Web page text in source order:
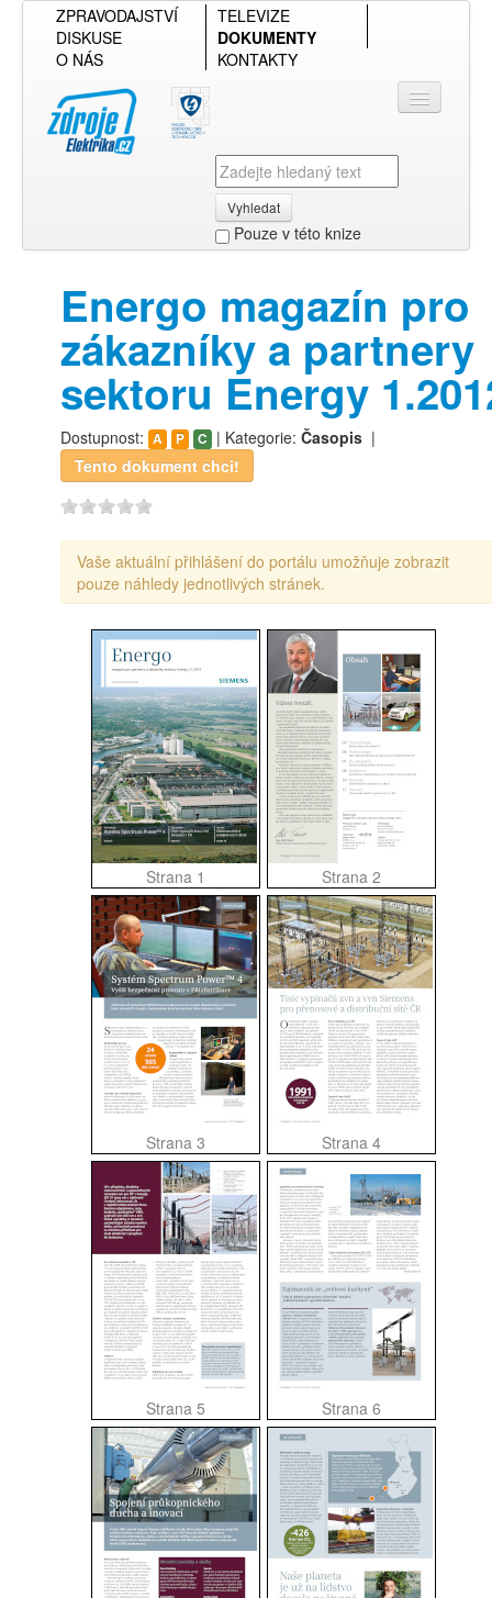
ZPRAVODAJSTVÍ
TELEVIZE
DISKUSE
DOKUMENTY
O NÁS
KONTAKTY
Vyhledat
Pouze v této knize
Přehled podle firmy
Přehled podle obsahu
Energo magazín pro
zákazníky a partnery
sektoru Energy
Dostupnost: A P C | Kategorie: Časopis|
Tento dokument chci!
Vaše aktuální přihlášení do portálu umožňuje zobrazit
pouze náhledy jednotlivých stránek.
Strana 1 Strana 2
Strana 3 Strana 4
Strana 5 Strana 6